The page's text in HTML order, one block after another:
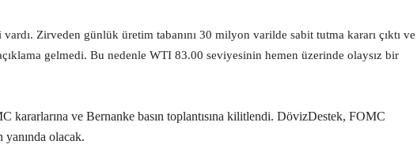
Zirveden günlük üretim tabanını 30 milyon varilde sabit tutma kararı çıktı ve
gelmedi. Bu nedenle WTI 83.00 seviyesinin hemen üzerinde olaysız bir
kararlarına ve Bernanke basın toplantısına kilitlendi. DövizDestek, FOMC
yanında olacak.